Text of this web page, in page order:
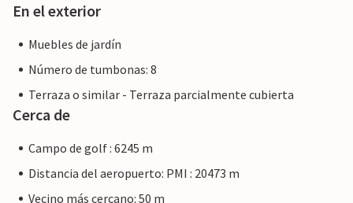
En el exterior
Muebles de jardín
Número de tumbonas: 8
Terraza o similar - Terraza parcialmente cubierta
Cerca de
Campo de golf : 6245 m
Distancia del aeropuerto: PMI : 20473 m
Vecino más cercano: 50 m